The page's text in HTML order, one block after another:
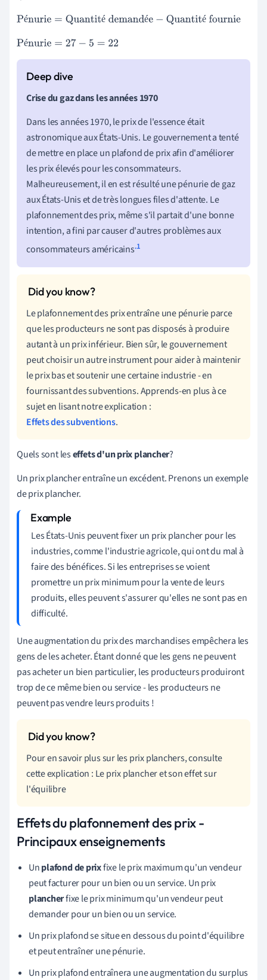
é é é é
Pénurie= Quantité demandée−Quantité fournie
é
Pénurie= 27−5=22
Crise du gaz dans les années 1970
Dans les années 1970, le prix de l'essence était
astronomique aux États-Unis. Le gouvernement a tenté
de mettre en place un plafond de prix afin d'améliorer
les prix élevés pour les consommateurs.
Malheureusement, il en est résulté une pénurie de gaz
aux États-Unis et de très longues files d'attente. Le
plafonnement des prix, même s'il partait d'une bonne
intention, a fini par causer d'autres problèmes aux
consommateurs américains.1
Le plafonnement des prix entraîne une pénurie parce
que les producteurs ne sont pas disposés à produire
autant à un prix inférieur. Bien sûr, le gouvernement
peut choisir un autre instrument pour aider à maintenir
le prix bas et soutenir une certaine industrie - en
fournissant des subventions. Apprends-en plus à ce
sujet en lisant notre explication :
Effets des subventions.
Quels sont leseffets d'unprix plancher?
Un prix plancher entraîne un excédent. Prenons un exemple
de prix plancher.
Les États-Unis peuvent fixer un prix plancher pour les
industries, comme l'industrie agricole, qui ont du mal à
faire des bénéfices. Si les entreprises se voient
promettre un prix minimum pour la vente de leurs
produits, elles peuvent s'assurer qu'elles ne sont pas en
difficulté.
Une augmentation du prix des marchandises empêchera les
gens de les acheter. Étant donné que les gens ne peuvent
pas acheter un bien particulier, les producteurs produiront
trop de ce même bien ou service - les producteurs ne
peuvent pas vendre leurs produits !
Pour en savoir plus sur les prix planchers, consulte
cette explication : Le prix plancher et son effet sur
l'équilibre
Effets du plafonnement des prix -
Principaux enseignements
Unplafond de prixfixe le prix maximum qu'un vendeur
peut facturer pour un bien ou un service. Un prix
plancherfixe le prix minimum qu'un vendeur peut
demander pour un bien ou un service.
Un prix plafond se situe en dessous du point d'équilibre
et peut entraîner une pénurie.
Un prix plafond entraînera une augmentation du surplus